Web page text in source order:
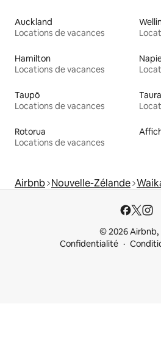
Auckland
Locations de vacances
Hamilton
Locations de vacances
Taupō
Locations de vacances
Rotorua
Locations de vacances
Airbnb Nouvelle-Zélande
© 2026 Airbnb,
Confidentialité